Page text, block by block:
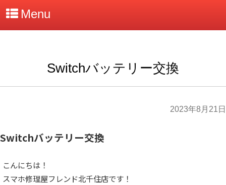
Menu
Switchバッテリー交換
2023年8月21日
Switchバッテリー交換
こんにちは！
スマホ修理屋フレンド北千住店です！